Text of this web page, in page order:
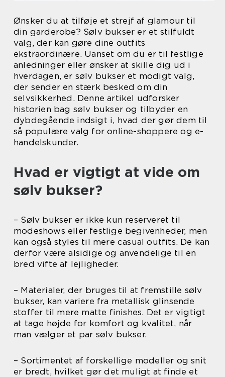
Ønsker du at tilføje et strejf af glamour til
din garderobe? Sølv bukser er et stilfuldt
valg, der kan gøre dine outfits
ekstraordinære. Uanset om du er til festlige
anledninger eller ønsker at skille dig ud i
hverdagen, er sølv bukser et modigt valg,
der sender en stærk besked om din
selvsikkerhed. Denne artikel udforsker
historien bag sølv bukser og tilbyder en
dybdegående indsigt i, hvad der gør dem til
så populære valg for online-shoppere og e-
handelskunder.
Hvad er vigtigt at vide om
sølv bukser?
– Sølv bukser er ikke kun reserveret til
modeshows eller festlige begivenheder, men
kan også styles til mere casual outfits. De kan
derfor være alsidige og anvendelige til en
bred vifte af lejligheder.
– Materialer, der bruges til at fremstille sølv
bukser, kan variere fra metallisk glinsende
stoffer til mere matte finishes. Det er vigtigt
at tage højde for komfort og kvalitet, når
man vælger et par sølv bukser.
– Sortimentet af forskellige modeller og snit
er bredt, hvilket gør det muligt at finde et